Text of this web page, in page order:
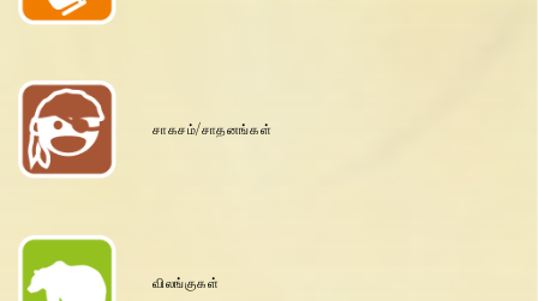
சாகசம்/சாதனங்கள்
விலங்குகள்